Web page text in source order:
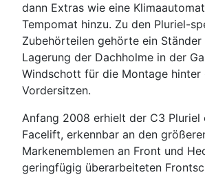
dann Extras wie eine
Tempomat hinzu. Zu den Pluriel-
Zubehörteilen gehörte ein
Lagerung der Dachholme in der
Windschott für die Montage hinter
Vordersitzen.
Anfang 2008 erhielt der C3 Pluriel
Facelift, erkennbar an den
Markenemblemen an Front und
geringfügig überarbeiteten